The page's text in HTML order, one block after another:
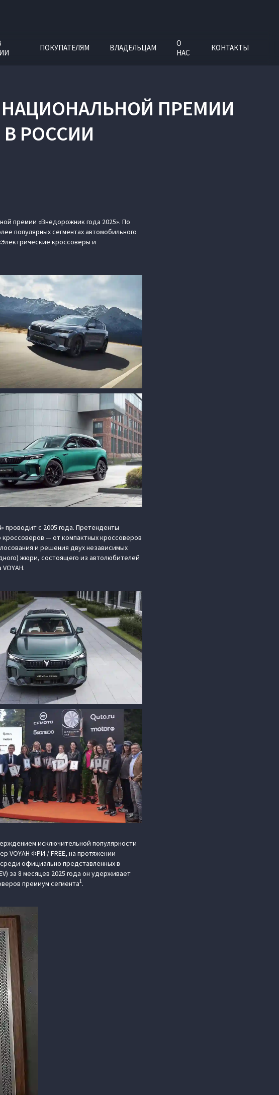
ПОКУПАТЕЛЯМ ВЛАДЕЛЬЦАМ
О
НАС
КОНТАКТЫ
НАЦИОНАЛЬНОЙ ПРЕМИИ
РОССИИ
премии «Внедорожник года 2025». По
популярных сегментах автомобильного
кроссоверы и
проводит с 2005 года. Претенденты
— от компактных кроссоверов
и решения двух независимых
жюри, состоящего из автолюбителей
исключительной популярности
VOYAH ФРИ / FREE, на протяжении
официально представленных в
за 8 месяцев 2025 года он удерживает
премиум сегмента1.